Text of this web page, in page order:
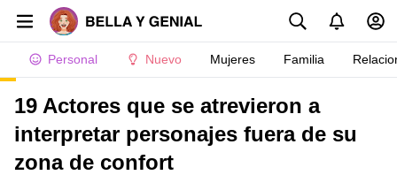
Personal Nuevo Mujeres Familia
19 Actores que se atrevieron a
interpretar personajes fuera de su
zona de confort